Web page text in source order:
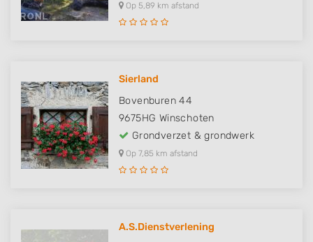
Op 5,89 km afstand
Sierland
Bovenburen 44
9675HG Winschoten
Grondverzet & grondwerk
Op 7,85 km afstand
A.S.Dienstverlening